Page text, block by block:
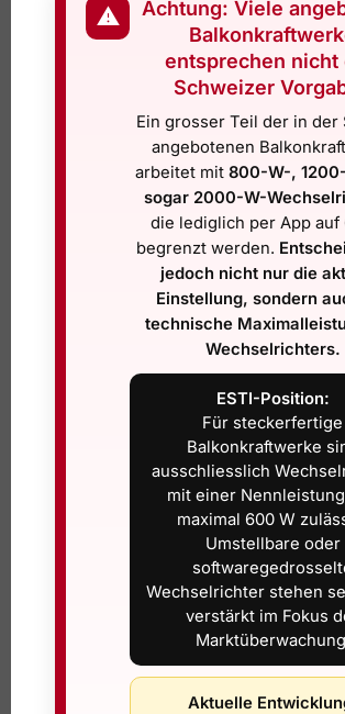
Balkonkraftwerk 600/810 Watt
CHF
In den Warenkorb
Bern – Termin erforderlich, auch
bifaziale
700,00 CHF
inkl. 8,1 %
In
🚚Sofort
🏪Bern –
(2×240 Watt & Solar Laderegler
-39%
Terrasse
1.300,00CHF
inkl. 8,1 %
⚠
Achtung: Viele
entsprechen nicht
Schweizer
Ein grosser Teil der in der
angebotenen
arbeitet mit 800-W-,
sogar 2000-W-
die lediglich per App auf
begrenzt werden.
jedoch nicht nur die
Einstellung, sondern
technische
Wechselrichters.
ESTI-Position:
Für steckerfertige
Balkonkraftwerke
ausschliesslich
mit einer
maximal 600 W
Umstellbare oder
Wechselrichter stehen
verstärkt im Fokus
Aktuelle